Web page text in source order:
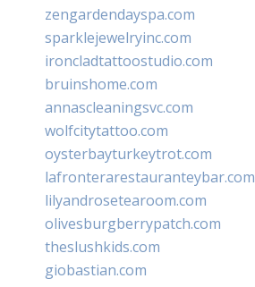
zengardendayspa.com
sparklejewelryinc.com
ironcladtattoostudio.com
bruinshome.com
annascleaningsvc.com
wolfcitytattoo.com
oysterbayturkeytrot.com
lafronterarestauranteybar.com
lilyandrosetearoom.com
olivesburgberrypatch.com
theslushkids.com
giobastian.com